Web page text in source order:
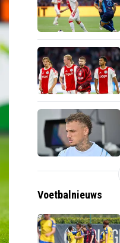
Voetbalnieuws